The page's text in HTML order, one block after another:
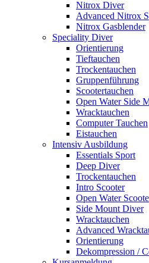
Nitrox Diver
Advanced Nitrox
Nitrox Gasblender
Speciality Diver
Orientierung
Tieftauchen
Trockentauchen
Gruppenführung
Scootertauchen
Open Water Side
Wracktauchen
Computer Tauchen
Eistauchen
Intensiv Ausbildung
Essentials Sport
Deep Diver
Trockentauchen
Intro Scooter
Open Water
Side Mount Diver
Wracktauchen
Advanced
Orientierung
Dekompression /